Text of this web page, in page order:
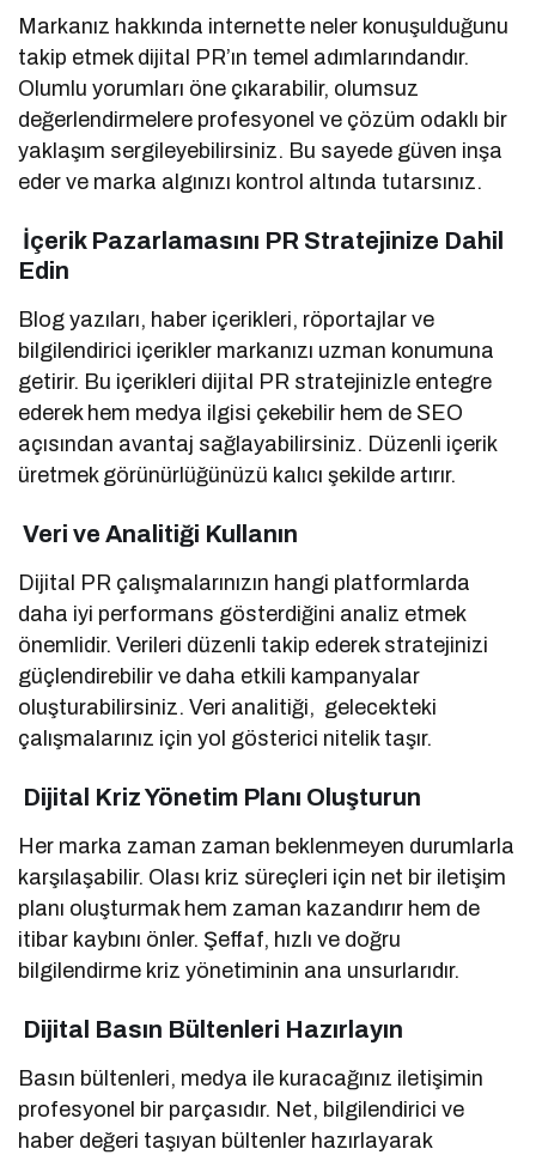
Markanız hakkında internette neler konuşulduğunu
takip etmek dijital PR’ın temel adımlarındandır.
Olumlu yorumları öne çıkarabilir, olumsuz
değerlendirmelere profesyonel ve çözüm odaklı bir
yaklaşım sergileyebilirsiniz. Bu sayede güven inşa
eder ve marka algınızı kontrol altında tutarsınız.
İçerik Pazarlamasını PR Stratejinize Dahil
Edin
Blog yazıları, haber içerikleri, röportajlar ve
bilgilendirici içerikler markanızı uzman konumuna
getirir. Bu içerikleri dijital PR stratejinizle entegre
ederek hem medya ilgisi çekebilir hem de SEO
açısından avantaj sağlayabilirsiniz. Düzenli içerik
üretmek görünürlüğünüzü kalıcı şekilde artırır.
Veri ve Analitiği Kullanın
Dijital PR çalışmalarınızın hangi platformlarda
daha iyi performans gösterdiğini analiz etmek
önemlidir. Verileri düzenli takip ederek stratejinizi
güçlendirebilir ve daha etkili kampanyalar
oluşturabilirsiniz. Veri analitiği, gelecekteki
çalışmalarınız için yol gösterici nitelik taşır.
Dijital Kriz Yönetim Planı Oluşturun
Her marka zaman zaman beklenmeyen durumlarla
karşılaşabilir. Olası kriz süreçleri için net bir iletişim
planı oluşturmak hem zaman kazandırır hem de
itibar kaybını önler. Şeffaf, hızlı ve doğru
bilgilendirme kriz yönetiminin ana unsurlarıdır.
Dijital Basın Bültenleri Hazırlayın
Basın bültenleri, medya ile kuracağınız iletişimin
profesyonel bir parçasıdır. Net, bilgilendirici ve
haber değeri taşıyan bültenler hazırlayarak